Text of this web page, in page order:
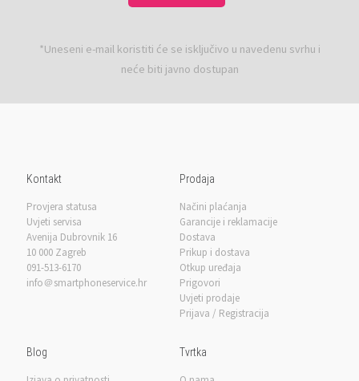
*Uneseni e-mail koristiti će se isključivo u navedenu svrhu i
neće biti javno dostupan
Kontakt
Provjera statusa
Uvjeti servisa
Avenija Dubrovnik 16
10 000 Zagreb
091-513-6170
info＠smartphoneservice.hr
Prodaja
Načini plaćanja
Garancije i reklamacije
Dostava
Prikup i dostava
Otkup uređaja
Prigovori
Uvjeti prodaje
Prijava / Registracija
Blog Tvrtka